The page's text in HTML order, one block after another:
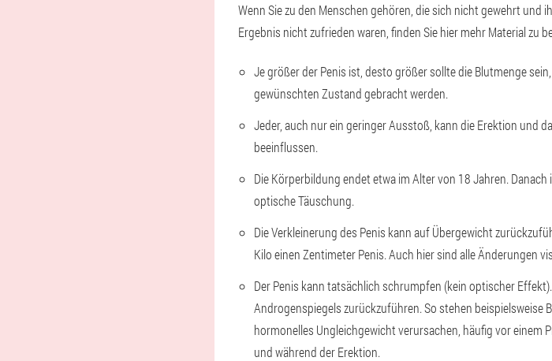
Wenn Sie zu den Menschen gehören, die sich nicht gewehrt und
Ergebnis nicht zufrieden waren, finden Sie hier mehr Material zu
Je größer der Penis ist, desto größer sollte die Blutmenge
gewünschten Zustand gebracht werden.
Jeder, auch nur ein geringer Ausstoß, kann die Erektion und
beeinflussen.
Die Körperbildung endet etwa im Alter von 18 Jahren.
optische Täuschung.
Die Verkleinerung des Penis kann auf Übergewicht
Kilo einen Zentimeter Penis. Auch hier sind alle Änderungen
Der Penis kann tatsächlich schrumpfen (kein optischer
Androgenspiegels zurückzuführen. So stehen beispielsweise
hormonelles Ungleichgewicht verursachen, häufig vor einem
und während der Erektion.